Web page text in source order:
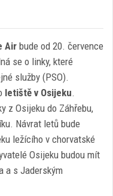
Air bude od 20. července
se o linky, které
služby (PSO).
letiště v Osijeku.
z Osijeku do Záhřebu,
Návrat letů bude
ležícího v chorvatské
Osijeku budou mít
a s Jaderským